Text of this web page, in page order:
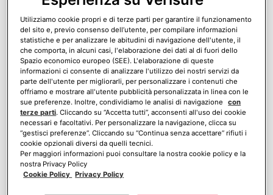
Quali tipi di antifurto per appartamenti
esistono?
Ti sembra impossibile trovare l’allarme giusto tra i tanti
Utilizziamo cookie propri e di terze parti per garantire il funzionamento
del sito e, previo consenso dell’utente, per compilare informazioni
statistiche e per analizzare le abitudini di navigazione dell'utente, il
che comporta, in alcuni casi, l'elaborazione dei dati al di fuori dello
Spazio economico europeo (SEE). L'elaborazione di queste
informazioni ci consente di analizzare l'utilizzo dei nostri servizi da
parte dell'utente per migliorarli, per personalizzare i contenuti che
offriamo e mostrare all'utente pubblicità personalizzata in linea con le
sue preferenze. Inoltre, condividiamo le analisi di navigazione
con
terze parti. Cliccando su “Accetta tutti”, acconsenti all'uso dei cookie
necessari e facoltativi. Per personalizzare la navigazione, clicca su
“gestisci preferenze”. Cliccando su “Continua senza accettare” rifiuti i
cookie opzionali diversi da quelli tecnici.
Per maggiori informazioni puoi consultare la nostra cookie policy e la
nostra Privacy Policy
Cookie Policy Privacy Policy